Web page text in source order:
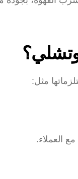
مثل:
العملاء.